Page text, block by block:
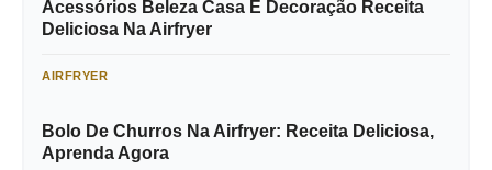
Acessórios Beleza Casa E Decoração Receita
Deliciosa Na Airfryer
AIRFRYER
Bolo De Churros Na Airfryer: Receita Deliciosa,
Aprenda Agora